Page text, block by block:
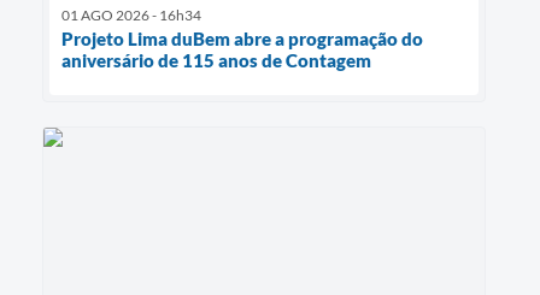
01 AGO 2026 - 16h34
Projeto Lima duBem abre a programação do
aniversário de 115 anos de Contagem